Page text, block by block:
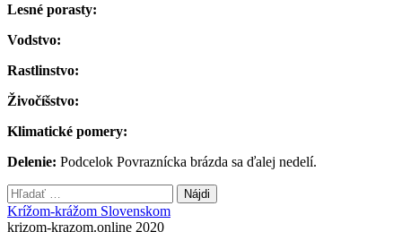
Lesné porasty:
Vodstvo:
Rastlinstvo:
Živočíšstvo:
Klimatické pomery:
Delenie: Podcelok Povraznícka brázda sa ďalej nedelí.
Hľadať:
Krížom-krážom Slovenskom
krizom-krazom.online 2020